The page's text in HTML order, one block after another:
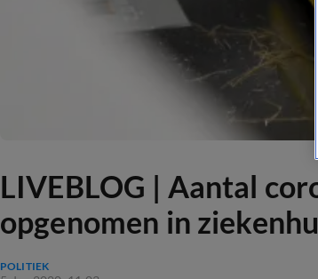
LIVEBLOG | Aantal
opgenomen in
POLITIEK